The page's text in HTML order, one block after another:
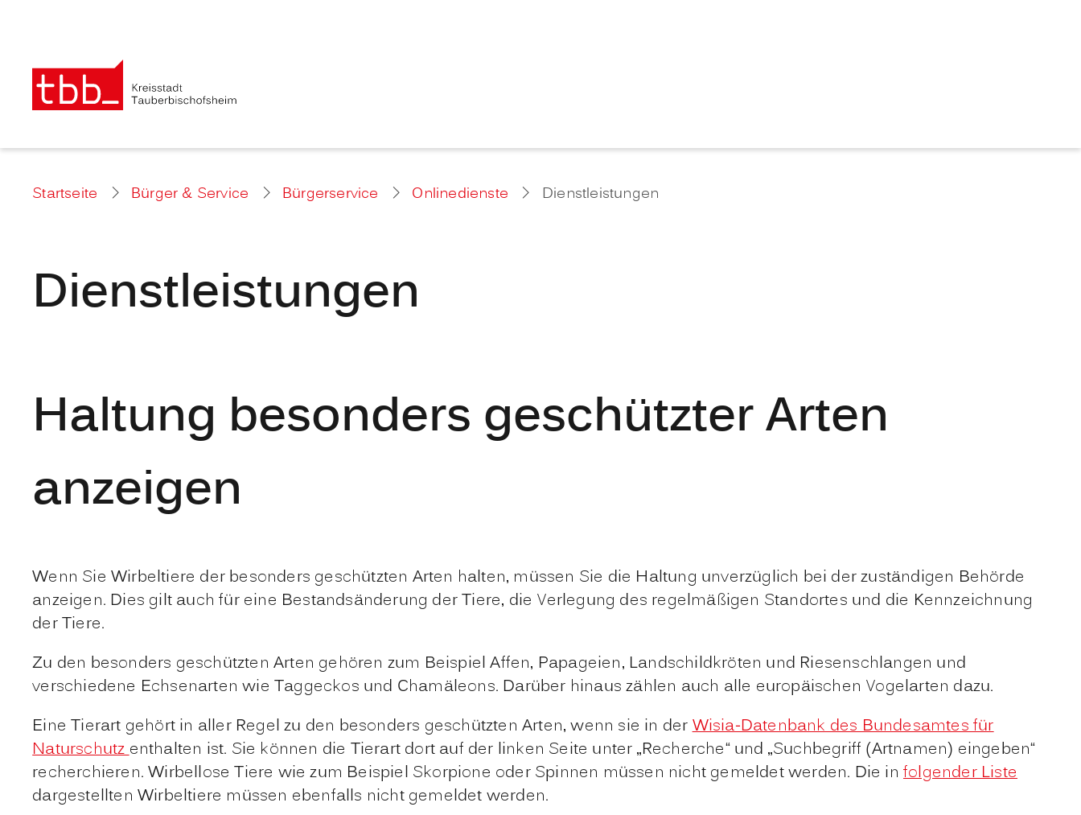
Startseite Bürger & Service Bürgerservice Onlinedienste Dienstleistungen
Dienstleistungen
Haltung besonders geschützter Arten
anzeigen
Wenn Sie Wirbeltiere der besonders geschützten Arten halten, müssen Sie die Haltung unverzüglich bei der zuständigen Behörde
anzeigen. Dies gilt auch für eine Bestandsänderung der Tiere, die Verlegung des regelmäßigen Standortes und die Kennzeichnung
der Tiere.
Zu den besonders geschützten Arten gehören zum Beispiel Affen, Papageien, Landschildkröten und Riesenschlangen und
verschiedene Echsenarten wie Taggeckos und Chamäleons. Darüber hinaus zählen auch alle europäischen Vogelarten dazu.
Eine Tierart gehört in aller Regel zu den besonders geschützten Arten, wenn sie in derWisia-Datenbank des Bundesamtes für
Naturschutzenthalten ist. Sie können die Tierart dort auf der linken Seite unter „Recherche“ und „Suchbegriff (Artnamen) eingeben“
recherchieren. Wirbellose Tiere wie zum Beispiel Skorpione oder Spinnen müssen nicht gemeldet werden. Die in folgender Liste
dargestellten Wirbeltiere müssen ebenfalls nicht gemeldet werden.